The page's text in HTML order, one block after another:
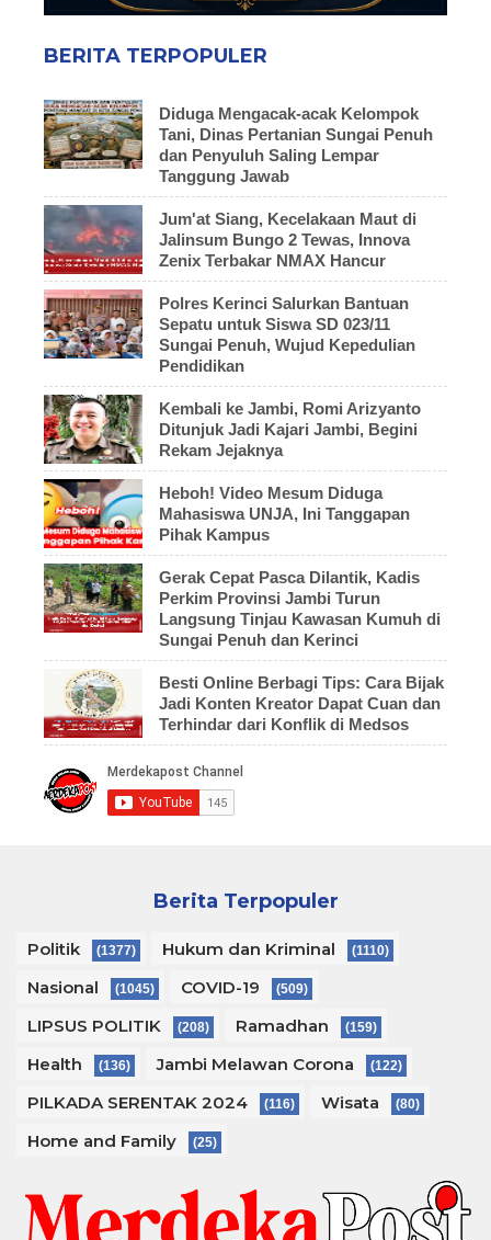
BERITA TERPOPULER
Diduga Mengacak-acak Kelompok
Tani, Dinas Pertanian Sungai Penuh
dan Penyuluh Saling Lempar
Tanggung Jawab
Jum'at Siang, Kecelakaan Maut di
Jalinsum Bungo 2 Tewas, Innova
Zenix Terbakar NMAX Hancur
Polres Kerinci Salurkan Bantuan
Sepatu untuk Siswa SD 023/11
Sungai Penuh, Wujud Kepedulian
Pendidikan
Kembali ke Jambi, Romi Arizyanto
Ditunjuk Jadi Kajari Jambi, Begini
Rekam Jejaknya
Heboh! Video Mesum Diduga
Mahasiswa UNJA, Ini Tanggapan
Pihak Kampus
Gerak Cepat Pasca Dilantik, Kadis
Perkim Provinsi Jambi Turun
Langsung Tinjau Kawasan Kumuh di
Sungai Penuh dan Kerinci
Besti Online Berbagi Tips: Cara Bijak
Jadi Konten Kreator Dapat Cuan dan
Terhindar dari Konflik di Medsos
Berita Terpopuler
Politik (1377) Hukum dan Kriminal (1110)
Nasional (1045) COVID-19 (509)
LIPSUS POLITIK (208) Ramadhan (159)
Health (136) Jambi Melawan Corona (122)
PILKADA SERENTAK 2024 (116) Wisata (80)
Home and Family (25)